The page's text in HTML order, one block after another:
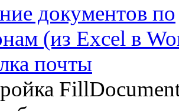
документов по
(из Excel в
почты